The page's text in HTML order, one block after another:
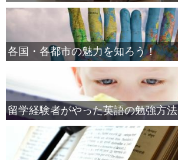
各国・各都市の魅力を知ろう！
留学経験者がやった英語の勉強方法